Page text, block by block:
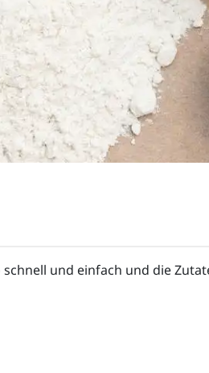
und einfach und die